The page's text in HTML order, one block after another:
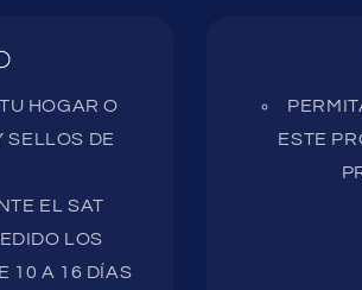
HOGAR O
SELLOS DE
EL SAT
LOS
10 A 16 DÍAS
ESTE